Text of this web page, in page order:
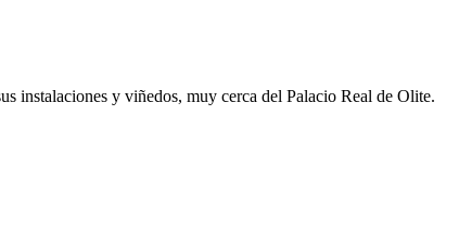
instalaciones y viñedos, muy cerca del Palacio Real de Olite.